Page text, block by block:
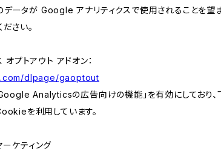
データが Google アナリティクスで使用されることを
さい。
プトアウト アドオン：
dlpage/gaoptout
Google Analyticsの広告向けの機能」を有効にしてお
を利用しています。
ケティング